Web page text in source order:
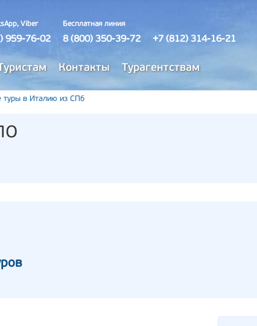
Viber
959-76-02
Бесплатная линия
8 (800) 350-39-72 +7 (812) 314-16-21
Контакты Турагентствам
туры в Италию из СПб